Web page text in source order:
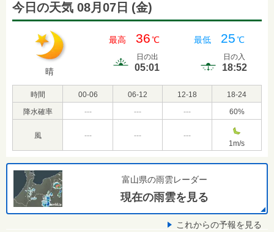
今日の天気 08月07日 (金)
晴
最高 36℃ 最低 25℃
日の出
05:01
日の入
18:52
時間 00-06 06-12 12-18
18-24
降水確率
--- --- --- 60%
風 --- ---
---
1m/s
富山県の雨雲レーダー
現在の雨雲を見る
これからの予報を見る